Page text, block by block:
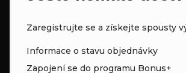
Zaregistrujte se a získejte spousty
Informace o stavu objednávky
Zapojení se do programu Bonus+